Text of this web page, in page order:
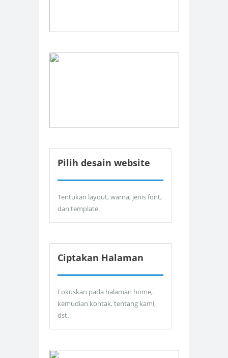
Pilih desain website
Tentukan layout, warna, jenis font,
dan template.
Ciptakan Halaman
Fokuskan pada halaman home,
kemudian kontak, tentang kami,
dst.